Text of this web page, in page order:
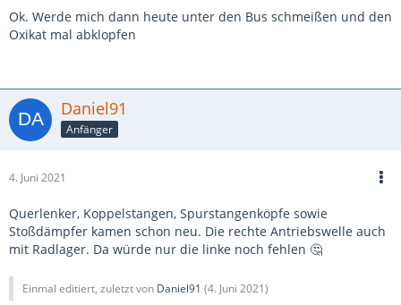
Ok. Werde mich dann heute unter den Bus schmeißen und den
Oxikat mal abklopfen
Daniel91
Anfänger
4. Juni 2021
Querlenker, Koppelstangen, Spurstangenköpfe sowie
Stoßdämpfer kamen schon neu. Die rechte Antriebswelle auch
mit Radlager. Da würde nur die linke noch fehlen 🤔
Einmal editiert, zuletzt von Daniel91 (4. Juni 2021)